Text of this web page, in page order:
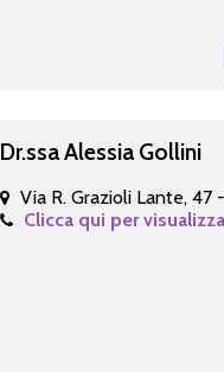
Dr.ssa Alessia Gollini
Via R. Grazioli Lante, 47 -
Clicca qui per